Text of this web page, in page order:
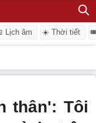
Lịch âm ☀️ Thời tiết
thân': Tôi